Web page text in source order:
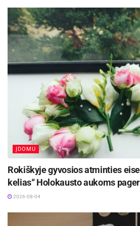
ĮDOMU
Rokiškyje gyvosios atminties
kelias“ Holokausto aukoms
2026-08-04